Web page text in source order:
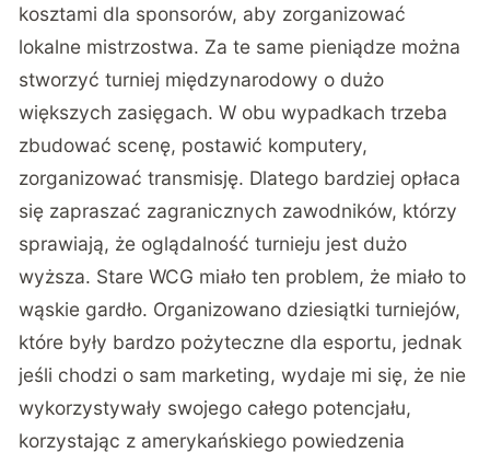
kosztami dla sponsorów, aby zorganizować
lokalne mistrzostwa. Za te same pieniądze można
stworzyć turniej międzynarodowy o dużo
większych zasięgach. W obu wypadkach trzeba
zbudować scenę, postawić komputery,
zorganizować transmisję. Dlatego bardziej opłaca
się zapraszać zagranicznych zawodników, którzy
sprawiają, że oglądalność turnieju jest dużo
wyższa. Stare WCG miało ten problem, że miało to
wąskie gardło. Organizowano dziesiątki turniejów,
które były bardzo pożyteczne dla esportu, jednak
jeśli chodzi o sam marketing, wydaje mi się, że nie
wykorzystywały swojego całego potencjału,
korzystając z amerykańskiego powiedzenia